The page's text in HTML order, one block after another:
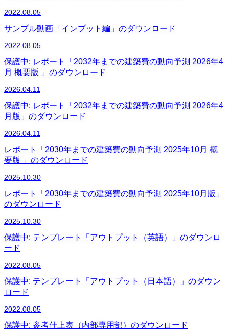
2022.08.05
サンプル動画「インプット編」のダウンロード
2022.08.05
保護中: レポート「2032年までの建築費の動向予測 2026年4
月 概要版 」のダウンロード
2026.04.11
保護中: レポート「2032年までの建築費の動向予測 2026年4
月版」のダウンロード
2026.04.11
レポート「2030年までの建築費の動向予測 2025年10月 概
要版 」のダウンロード
2025.10.30
レポート「2030年までの建築費の動向予測 2025年10月版」
のダウンロード
2025.10.30
保護中: テンプレート「アウトプット（英語）」のダウンロ
ード
2022.08.05
保護中: テンプレート「アウトプット（日本語）」のダウン
ロード
2022.08.05
保護中: 参考仕上表（内部専用部）のダウンロード